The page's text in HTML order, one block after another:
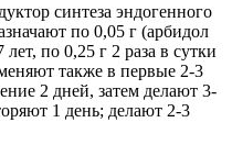
синтеза эндогенного
по 0,05 г (арбидол
по 0,25 г 2 раза в сутки
также в первые 2-3
2 дней, затем делают 3-
1 день; делают 2-3